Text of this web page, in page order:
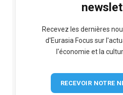
Recevez les dernières
d'Eurasia Focus sur
l'économie et la
RECEVOIR NOTRE